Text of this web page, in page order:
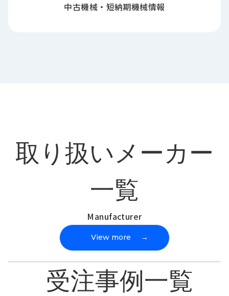
中古機械・短納期機械情報
取り扱いメーカー
一覧
Manufacturer
View more →
受注事例一覧